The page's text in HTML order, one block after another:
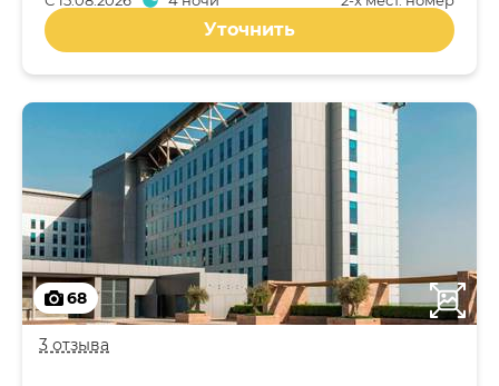
Уточнить
68
3 отзыва